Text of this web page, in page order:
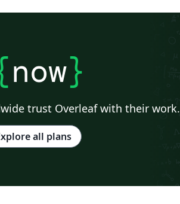
now}
trust Overleaf with their work.
all plans